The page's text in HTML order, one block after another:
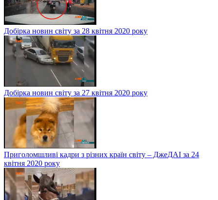
Добірка новин світу за 28 квітня 2020 року
Добірка новин світу за 27 квітня 2020 року
Приголомшливі кадри з різних країн світу – ДжеДАІ за 24
квітня 2020 року